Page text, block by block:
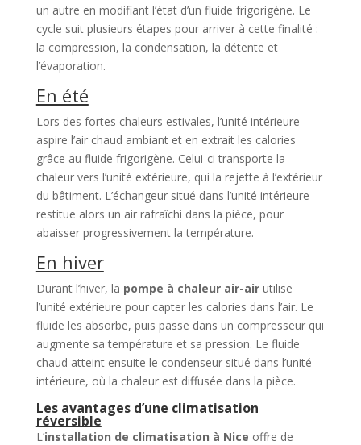
un autre en modifiant l’état d’un fluide frigorigène. Le
cycle suit plusieurs étapes pour arriver à cette finalité :
la compression, la condensation, la détente et
l’évaporation.
En été
Lors des fortes chaleurs estivales, l’unité intérieure
aspire l’air chaud ambiant et en extrait les calories
grâce au fluide frigorigène. Celui-ci transporte la
chaleur vers l’unité extérieure, qui la rejette à l’extérieur
du bâtiment. L’échangeur situé dans l’unité intérieure
restitue alors un air rafraîchi dans la pièce, pour
abaisser progressivement la température.
En hiver
Durant l’hiver, la pompe à chaleur air-airutilise
l’unité extérieure pour capter les calories dans l’air. Le
fluide les absorbe, puis passe dans un compresseur qui
augmente sa température et sa pression. Le fluide
chaud atteint ensuite le condenseur situé dans l’unité
intérieure, où la chaleur est diffusée dans la pièce.
Les avantages d’une climatisation
réversible
L’installation de climatisation à Nice offre de